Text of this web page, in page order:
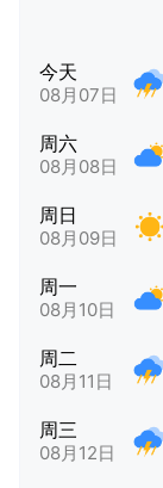
今天
08月07日
周六
08月08日
周日
08月09日
周一
08月10日
周二
08月11日
周三
08月12日